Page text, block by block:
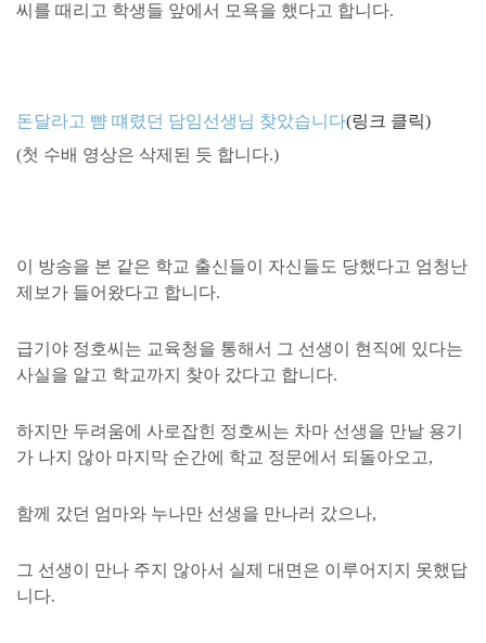
씨를 때리고 학생들 앞에서 모욕을 했다고 합니다.
돈달라고 뺨 떄렸던 담임선생님 찾았습니다(링크 클릭)
(첫 수배 영상은 삭제된 듯 합니다.)
이 방송을 본 같은 학교 출신들이 자신들도 당했다고 엄청난
제보가 들어왔다고 합니다.
급기야 정호씨는 교육청을 통해서 그 선생이 현직에 있다는
사실을 알고 학교까지 찾아 갔다고 합니다.
하지만 두려움에 사로잡힌 정호씨는 차마 선생을 만날 용기
가 나지 않아 마지막 순간에 학교 정문에서 되돌아오고,
함께 갔던 엄마와 누나만 선생을 만나러 갔으나,
그 선생이 만나 주지 않아서 실제 대면은 이루어지지 못했답
니다.